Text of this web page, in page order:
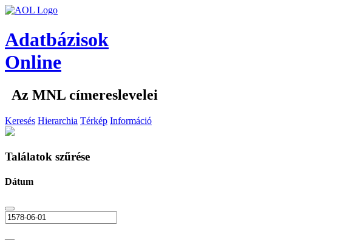
Adatbázisok
Online
Az MNL címereslevelei
Keresés Hierarchia Térkép Információ
Találatok szűrése
Dátum
—